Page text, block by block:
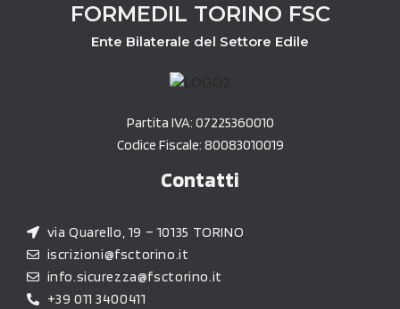
FORMEDIL TORINO FSC
Ente Bilaterale del Settore Edile
Partita IVA: 07225360010
Codice Fiscale: 80083010019
Contatti
via Quarello, 19 – 10135 TORINO
iscrizioni@fsctorino.it
info.sicurezza@fsctorino.it
+39 011 3400411